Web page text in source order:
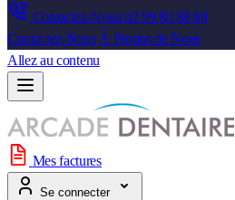
Contactez-Nous02 99 83 88 89
Contactez-Nous À Propos de Nous
Allez au contenu
Mes factures
Se connecter